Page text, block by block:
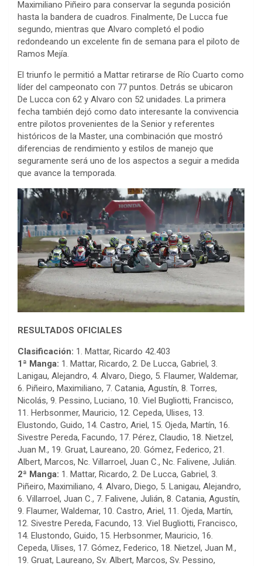
Maximiliano Piñeiro para conservar la segunda posición
hasta la bandera de cuadros. Finalmente, De Lucca fue
segundo, mientras que Alvaro completó el podio
redondeando un excelente fin de semana para el piloto de
Ramos Mejía.
El triunfo le permitió a Mattar retirarse de Río Cuarto como
líder del campeonato con 77 puntos. Detrás se ubicaron
De Lucca con 62 y Alvaro con 52 unidades. La primera
fecha también dejó como dato interesante la convivencia
entre pilotos provenientes de la Senior y referentes
históricos de la Master, una combinación que mostró
diferencias de rendimiento y estilos de manejo que
seguramente será uno de los aspectos a seguir a medida
que avance la temporada.
RESULTADOS OFICIALES
Clasificación: 1. Mattar, Ricardo 42.403
1ª Manga: 1. Mattar, Ricardo, 2. De Lucca, Gabriel, 3.
Lanigau, Alejandro, 4. Alvaro, Diego, 5. Flaumer, Waldemar,
6. Piñeiro, Maximiliano, 7. Catania, Agustín, 8. Torres,
Nicolás, 9. Pessino, Luciano, 10. Viel Bugliotti, Francisco,
11. Herbsonmer, Mauricio, 12. Cepeda, Ulises, 13.
Elustondo, Guido, 14. Castro, Ariel, 15. Ojeda, Martín, 16.
Sivestre Pereda, Facundo, 17. Pérez, Claudio, 18. Nietzel,
Juan M., 19. Gruat, Laureano, 20. Gómez, Federico, 21.
Albert, Marcos, Nc. Villarroel, Juan C., Nc. Falivene, Julián.
2ª Manga: 1. Mattar, Ricardo, 2. De Lucca, Gabriel, 3.
Piñeiro, Maximiliano, 4. Alvaro, Diego, 5. Lanigau, Alejandro,
6. Villarroel, Juan C., 7. Falivene, Julián, 8. Catania, Agustín,
9. Flaumer, Waldemar, 10. Castro, Ariel, 11. Ojeda, Martín,
12. Sivestre Pereda, Facundo, 13. Viel Bugliotti, Francisco,
14. Elustondo, Guido, 15. Herbsonmer, Mauricio, 16.
Cepeda, Ulises, 17. Gómez, Federico, 18. Nietzel, Juan M.,
19. Gruat, Laureano, Sv. Albert, Marcos, Sv. Pessino,